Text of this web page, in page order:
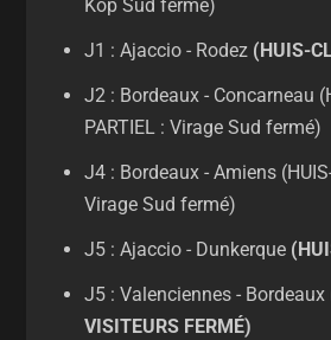
Kop Sud fermé)
J1 : Ajaccio - Rodez(HUIS-
J2 : Bordeaux - Concarneau
PARTIEL : Virage Sud fermé)
J4 : Bordeaux - Amiens
Virage Sud fermé)
J5 : Ajaccio - Dunkerque
J5 : Valenciennes - Bordeaux
VISITEURS FERMÉ)